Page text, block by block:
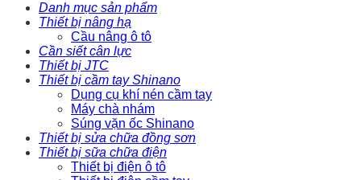
Danh mục sản phẩm
Thiết bị nâng hạ
Cầu nâng ô tô
Cần siết cân lực
Thiết bị JTC
Thiết bị cầm tay Shinano
Dụng cụ khí nén cầm tay
Máy chà nhám
Súng vặn ốc Shinano
Thiết bị sửa chữa đồng sơn
Thiết bị sữa chữa điện
Thiết bị điện ô tô